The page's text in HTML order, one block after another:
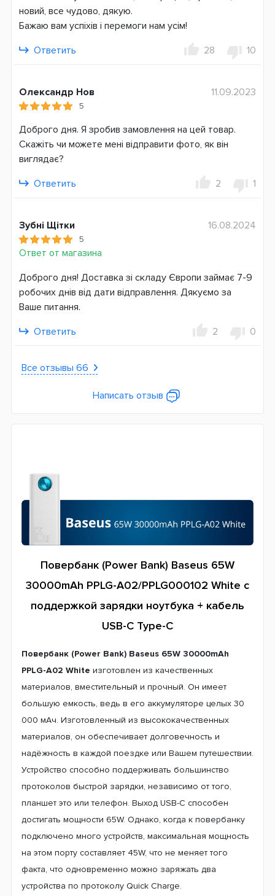
Зарядка батареи
Micro-USB
Apple Lightning
Да
550 г
Тип аккумулятора
Гарантия
3 месяца
новий, все чудово, дякую.
Бажаю вам успіхів і перемоги нам усім!
Ответить
28 10
Олександр Нов
5
11.09.2023
Доброго дня. Я зробив замовлення на цей товар.
Скажіть чи можете мені відправити фото, як він
виглядає?
Ответить
2 1
Зубні Щітки
5
Ответ от магазина
16.08.2024
Доброго дня! Доставка зі складу Європи займає 7-9
робочих днів від дати відправлення. Дякуємо за
Ваше питання.
Ответить
2 0
Все отзывы 66
Написать отзыв
Повербанк (Power Bank) Baseus 65W
30000mAh PPLG-A02/PPLG000102 White с
поддержкой зарядки ноутбука + кабель
USB-C Type-C
Повербанк (Power Bank) Baseus 65W 30000mAh
PPLG-A02 White изготовлен из качественных
материалов, вместительный и прочный. Он имеет
большую емкость, ведь в его аккумуляторе целых 30
000 мАч. Изготовленный из высококачественных
материалов, он обеспечивает долговечность и
надёжность в каждой поездке или Вашем путешествии.
Устройство способно поддерживать большинство
протоколов быстрой зарядки, независимо от того,
планшет это или телефон. Выход USB-C способен
достигать мощности 65W. Однако, когда к повербанку
подключено много устройств, максимальная мощность
на этом порту составляет 45W, что не меняет того
факта, что одновременно можно заряжать два
устройства по протоколу Quick Charge.